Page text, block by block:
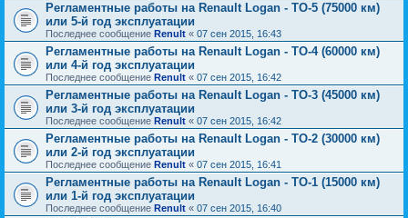
Регламентные работы на Renault Logan - ТО-5 (75000 км)
или 5-й год эксплуатации
Последнее сообщение Renult « 07 сен 2015, 16:43
Регламентные работы на Renault Logan - ТО-4 (60000 км)
или 4-й год эксплуатации
Последнее сообщение Renult « 07 сен 2015, 16:42
Регламентные работы на Renault Logan - ТО-3 (45000 км)
или 3-й год эксплуатации
Последнее сообщение Renult « 07 сен 2015, 16:42
Регламентные работы на Renault Logan - ТО-2 (30000 км)
или 2-й год эксплуатации
Последнее сообщение Renult « 07 сен 2015, 16:41
Регламентные работы на Renault Logan - ТО-1 (15000 км)
или 1-й год эксплуатации
Последнее сообщение Renult « 07 сен 2015, 16:40